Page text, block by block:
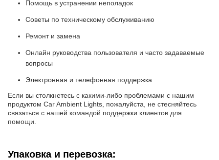
Помощь в устранении неполадок
Советы по техническому обслуживанию
Ремонт и замена
Онлайн руководства пользователя и часто задаваемые
вопросы
Электронная и телефонная поддержка
Если вы столкнетесь с какими-либо проблемами с нашим
продуктом Car Ambient Lights, пожалуйста, не стесняйтесь
связаться с нашей командой поддержки клиентов для
помощи.
Упаковка и перевозка: